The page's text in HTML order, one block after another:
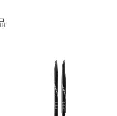
もらったりしてましたが、だんだ
てアイブローマスカラにしてみま